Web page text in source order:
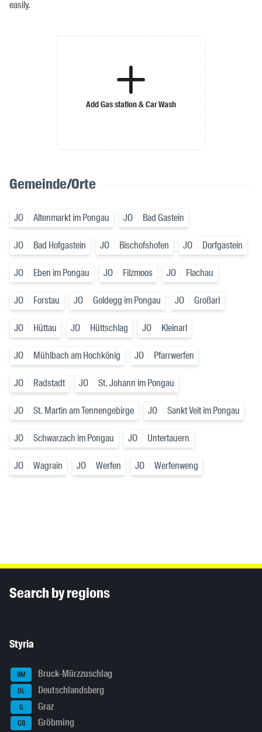
easily.
Add Gas station & Car Wash
Gemeinde/Orte
JO Altenmarkt im Pongau JO Bad Gastein
JO Bad Hofgastein JO Bischofshofen JO Dorfgastein
JO Eben im Pongau JO Filzmoos JO Flachau
JO Forstau JO Goldegg im Pongau JO Großarl
JO Hüttau JO Hüttschlag JO Kleinarl
JO Mühlbach am Hochkönig JO Pfarrwerfen
JO Radstadt JO St. Johann im Pongau
JO St. Martin am Tennengebirge JO Sankt Veit im Pongau
JO Schwarzach im Pongau JO Untertauern
JO Wagrain JO Werfen JO Werfenweng
Search by regions
Styria
BM Bruck-Mürzzuschlag
DL Deutschlandsberg
G Graz
GB Gröbming